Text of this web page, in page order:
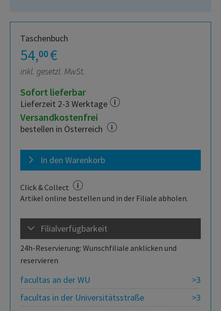
Taschenbuch
54,00€
inkl. gesetzl. MwSt.
Sofort lieferbar
Lieferzeit 2-3 Werktage
Versandkostenfrei
bestellen in Österreich
In den Warenkorb
Click & Collect
Artikel online bestellen und in der Filiale abholen.
Filialverfügbarkeit
24h-Reservierung: Wunschfiliale anklicken und
reservieren
>3
facultas an der WU
>3
facultas in der Universitätsstraße